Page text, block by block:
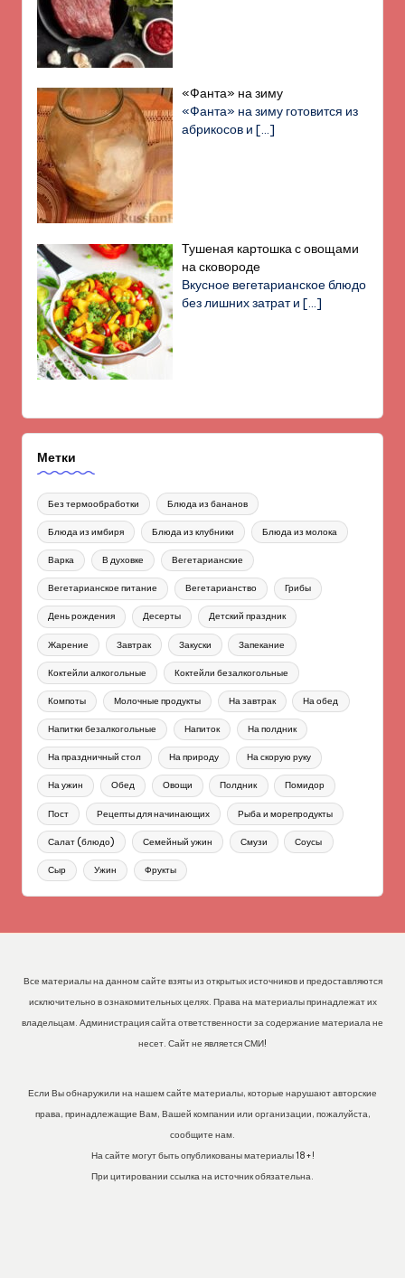
«Фанта» на зиму
«Фанта» на зиму готовится из
абрикосов и[…]
Тушеная картошка с овощами
на сковороде
Вкусное вегетарианское блюдо
без лишних затрат и[…]
Метки
Без термообработки Блюда из бананов
Блюда из имбиря Блюда из клубники Блюда из молока
Варка В духовке Вегетарианские
Вегетарианское питание Вегетарианство Грибы
День рождения Десерты Детский праздник
Жарение Завтрак Закуски Запекание
Коктейли алкогольные Коктейли безалкогольные
Компоты Молочные продукты На завтрак На обед
Напитки безалкогольные Напиток На полдник
На праздничный стол На природу На скорую руку
На ужин Обед Овощи Полдник Помидор
Пост Рецепты для начинающих Рыба и морепродукты
Салат (блюдо) Семейный ужин Смузи Соусы
Сыр Ужин Фрукты
Все материалы на данном сайте взяты из открытых источников и предоставляются
исключительно в ознакомительных целях. Права на материалы принадлежат их
владельцам. Администрация сайта ответственности за содержание материала не
несет. Сайт не является СМИ!
Если Вы обнаружили на нашем сайте материалы, которые нарушают авторские
права, принадлежащие Вам, Вашей компании или организации, пожалуйста,
сообщите нам.
На сайте могут быть опубликованы материалы 18+!
При цитировании ссылка на источник обязательна.